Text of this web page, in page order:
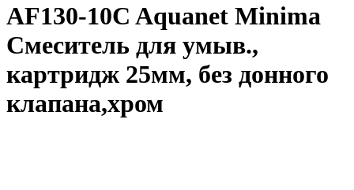
AF130-10C Aquanet Minima
Смеситель для умыв.,
картридж 25мм, без донного
клапана,хром